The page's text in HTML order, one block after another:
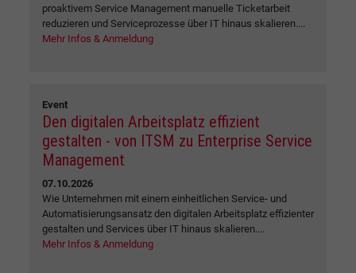
proaktivem Service Management manuelle Ticketarbeit
reduzieren und Serviceprozesse über IT hinaus skalieren....
Mehr Infos & Anmeldung
Event
Den digitalen Arbeitsplatz effizient
gestalten - von ITSM zu Enterprise Service
Management
07.10.2026
Wie Unternehmen mit einem einheitlichen Service- und
Automatisierungsansatz den digitalen Arbeitsplatz effizienter
gestalten und Services über IT hinaus skalieren....
Mehr Infos & Anmeldung